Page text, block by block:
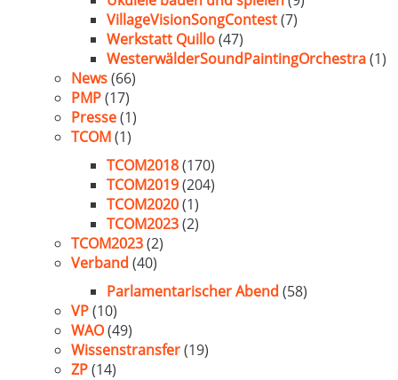
VillageVisionSongContest(7)
Werkstatt Quillo(47)
WesterwälderSoundPaintingOrchestra(1)
News(66)
PMP(17)
Presse(1)
TCOM(1)
TCOM2018(170)
TCOM2019(204)
TCOM2020(1)
TCOM2023(2)
TCOM2023(2)
Verband (40)
Parlamentarischer Abend (58)
VP(10)
WAO(49)
Wissenstransfer(19)
ZP(14)